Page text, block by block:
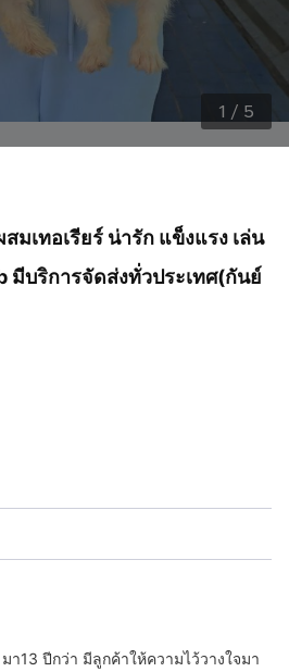
1 / 5
มเทอเรียร์ น่ารัก แข็งแรง เล่น
มีบริการจัดส่งทั่วประเทศ(กันย์
า13 ปีกว่า มีลูกค้าให้ความไว้วางใจมา